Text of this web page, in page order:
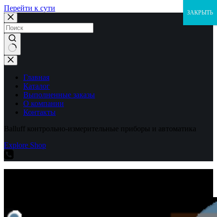
Перейти к сути
Ничего
не
найденоГлавная
Каталог
Выполненные заказы
О компании
Контакты
Balluff контрольно-измерительные приборы и автоматика
Explore Shop
ЗАКРЫТЬ